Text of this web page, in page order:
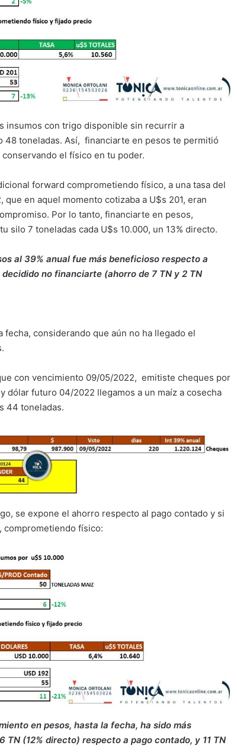
insumos con trigo disponible sin recurrir a
48 toneladas. Así, financiarte en pesos te permitió
el físico en tu poder.
forward comprometiendo físico, a una tasa del
en aquel momento cotizaba a U$s 201, eran
Por lo tanto, financiarte en pesos,
silo 7 toneladas cada U$s 10.000, un 13% directo.
al 39% anual fue más beneficioso respecto a
no financiarte (ahorro de 7 TN y 2 TN
fecha, considerando que aún no ha llegado el
con vencimiento 09/05/2022, emitiste cheques por
dólar futuro 04/2022 llegamos a un maíz a cosecha
44 toneladas.
se expone el ahorro respecto al pago contado y si
comprometiendo físico:
en pesos, hasta la fecha, ha sido más
(12% directo) respecto a pago contado, y 11 TN